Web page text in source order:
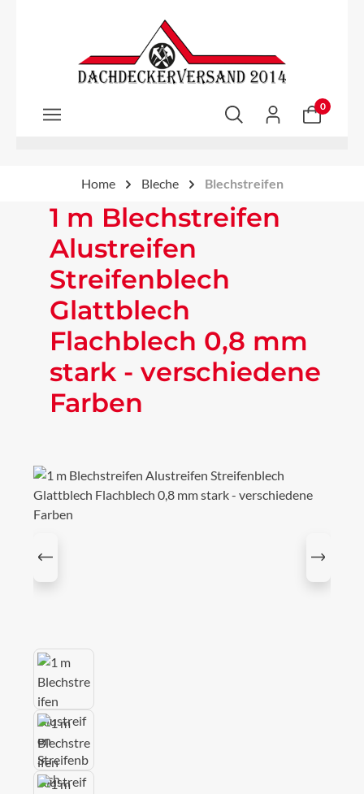
Zum Hauptinhalt springen
0
Home Bleche Blechstreifen
1 m Blechstreifen
Alustreifen
Streifenblech
Glattblech
Flachblech 0,8 mm
stark - verschiedene
Farben
Bildergalerie überspringen